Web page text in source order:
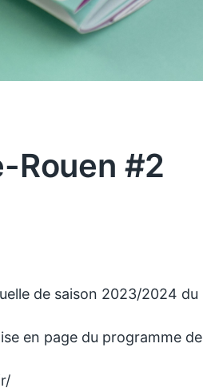
Rouen #2
de saison 2023/2024 du
en page du programme de